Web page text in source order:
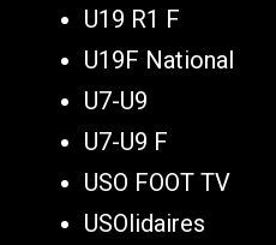
U19 R1 F
U19F National
U7-U9
U7-U9 F
USO FOOT TV
USOlidaires